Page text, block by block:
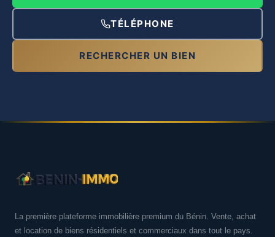
TÉLÉPHONE
RECHERCHER UN BIEN
La première plateforme immobilière premium du Bénin. Vente, achat
et location de biens résidentiels et commerciaux dans tout le pays.